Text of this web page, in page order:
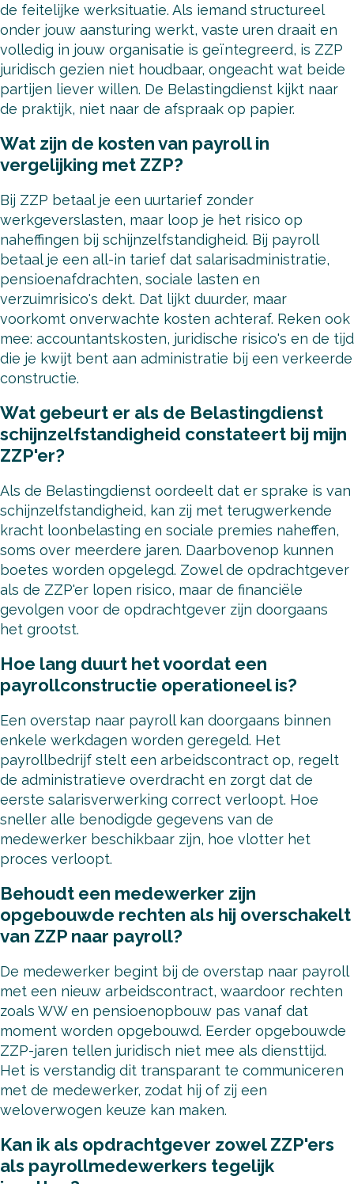
de feitelijke werksituatie. Als iemand structureel
onder jouw aansturing werkt, vaste uren draait en
volledig in jouw organisatie is geïntegreerd, is ZZP
juridisch gezien niet houdbaar, ongeacht wat beide
partijen liever willen. De Belastingdienst kijkt naar
de praktijk, niet naar de afspraak op papier.
Wat zijn de kosten van payroll in
vergelijking met ZZP?
Bij ZZP betaal je een uurtarief zonder
werkgeverslasten, maar loop je het risico op
naheffingen bij schijnzelfstandigheid. Bij payroll
betaal je een all-in tarief dat salarisadministratie,
pensioenafdrachten, sociale lasten en
verzuimrisico's dekt. Dat lijkt duurder, maar
voorkomt onverwachte kosten achteraf. Reken ook
mee: accountantskosten, juridische risico's en de tijd
die je kwijt bent aan administratie bij een verkeerde
constructie.
Wat gebeurt er als de Belastingdienst
schijnzelfstandigheid constateert bij mijn
ZZP'er?
Als de Belastingdienst oordeelt dat er sprake is van
schijnzelfstandigheid, kan zij met terugwerkende
kracht loonbelasting en sociale premies naheffen,
soms over meerdere jaren. Daarbovenop kunnen
boetes worden opgelegd. Zowel de opdrachtgever
als de ZZP'er lopen risico, maar de financiële
gevolgen voor de opdrachtgever zijn doorgaans
het grootst.
Hoe lang duurt het voordat een
payrollconstructie operationeel is?
Een overstap naar payroll kan doorgaans binnen
enkele werkdagen worden geregeld. Het
payrollbedrijf stelt een arbeidscontract op, regelt
de administratieve overdracht en zorgt dat de
eerste salarisverwerking correct verloopt. Hoe
sneller alle benodigde gegevens van de
medewerker beschikbaar zijn, hoe vlotter het
proces verloopt.
Behoudt een medewerker zijn
opgebouwde rechten als hij overschakelt
van ZZP naar payroll?
De medewerker begint bij de overstap naar payroll
met een nieuw arbeidscontract, waardoor rechten
zoals WW en pensioenopbouw pas vanaf dat
moment worden opgebouwd. Eerder opgebouwde
ZZP-jaren tellen juridisch niet mee als diensttijd.
Het is verstandig dit transparant te communiceren
met de medewerker, zodat hij of zij een
weloverwogen keuze kan maken.
Kan ik als opdrachtgever zowel ZZP'ers
als payrollmedewerkers tegelijk